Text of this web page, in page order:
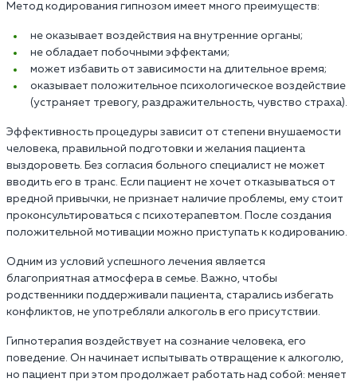
Метод кодирования гипнозом имеет много преимуществ:
не оказывает воздействия на внутренние органы;
не обладает побочными эффектами;
может избавить от зависимости на длительное время;
оказывает положительное психологическое воздействие
(устраняет тревогу, раздражительность, чувство страха).
Эффективность процедуры зависит от степени внушаемости
человека, правильной подготовки и желания пациента
выздороветь. Без согласия больного специалист не может
вводить его в транс. Если пациент не хочет отказываться от
вредной привычки, не признает наличие проблемы, ему стоит
проконсультироваться с психотерапевтом. После создания
положительной мотивации можно приступать к кодированию.
Одним из условий успешного лечения является
благоприятная атмосфера в семье. Важно, чтобы
родственники поддерживали пациента, старались избегать
конфликтов, не употребляли алкоголь в его присутствии.
Гипнотерапия воздействует на сознание человека, его
поведение. Он начинает испытывать отвращение к алкоголю,
но пациент при этом продолжает работать над собой: меняет